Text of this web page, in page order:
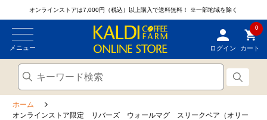
オンラインストアは7,000円（税込）以上購入で送料無料！ ※一部地域を除く
メニュー ログイン
0
カート
ホーム
オンラインストア限定 リバーズ ウォールマグ スリークベア（オリー